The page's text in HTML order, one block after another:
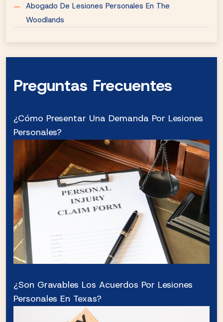
Abogado De Lesiones Personales En The
Woodlands
Preguntas Frecuentes
¿Cómo Presentar Una Demanda Por Lesiones
Personales?
¿Son Gravables Los Acuerdos Por Lesiones
Personales En Texas?